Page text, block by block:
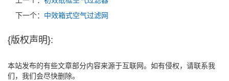
下一个： 中效箱式空气过滤网
{版权声明}:
本站发布的有些文章部分内容来源于互联网。如有侵权，请联系我
们，我们会尽快删除。